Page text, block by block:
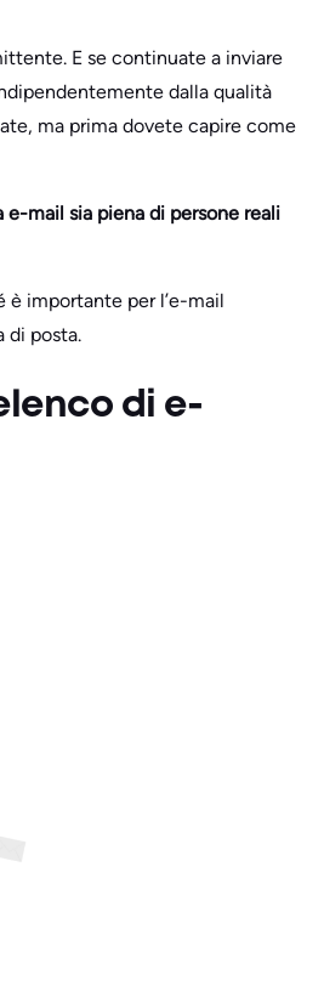
E se continuate a inviare
dalla qualità
ma prima dovete capire come
mail sia piena di persone reali
importante per l’e-mail
di posta.
di e-